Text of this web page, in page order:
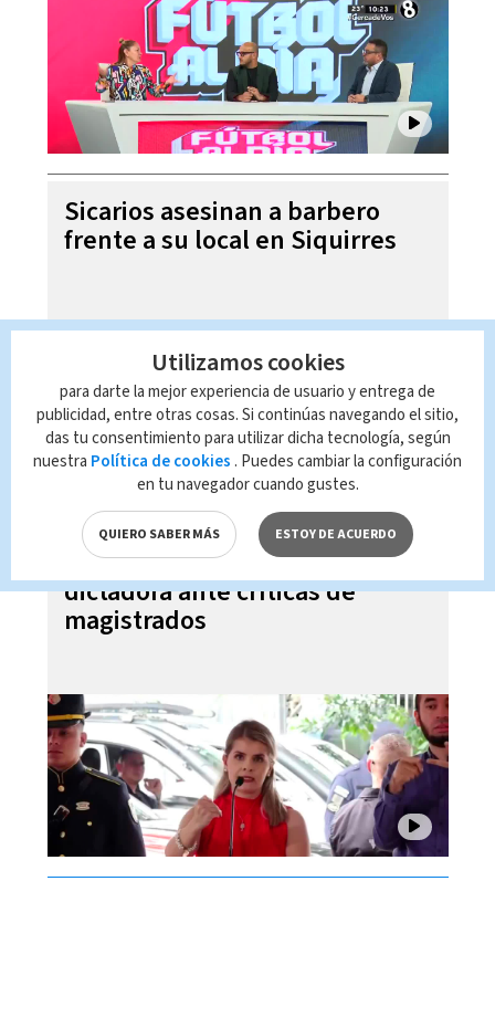
Sicarios asesinan a barbero
frente a su local en Siquirres
Laura Fernández niega ser
dictadora ante críticas de
magistrados
Utilizamos cookies
para darte la mejor experiencia de usuario y entrega de
publicidad, entre otras cosas. Si continúas navegando el sitio,
das tu consentimiento para utilizar dicha tecnología, según
nuestra Política de cookies . Puedes cambiar la configuración
en tu navegador cuando gustes.
QUIERO SABER MÁS ESTOY DE ACUERDO